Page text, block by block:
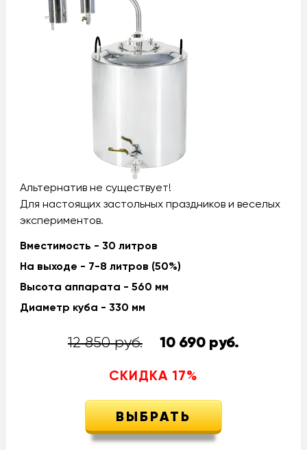
Альтернатив не существует!
Для настоящих застольных праздников и веселых
экспериментов.
Вместимость - 30 литров
На выходе - 7-8 литров (50%)
Высота аппарата - 560 мм
Диаметр куба - 330 мм
12 850 руб. 10 690руб.
СКИДКА 17%
ВЫБРАТЬ